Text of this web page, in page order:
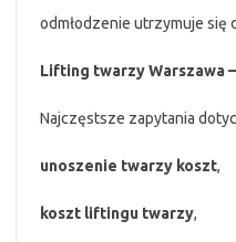
odmłodzenie utrzymuje się
Lifting twarzy Warszawa
Najczęstsze zapytania
unoszenie twarzy koszt,
koszt liftingu twarzy,